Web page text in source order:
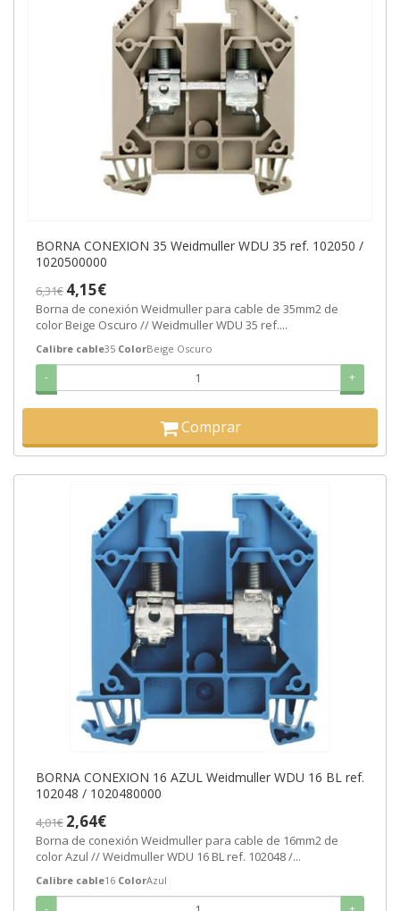
BORNA CONEXION 35 Weidmuller WDU 35 ref. 102050 /
1020500000
6,31€ 4,15€
Borna de conexión Weidmuller para cable de 35mm2 de
color Beige Oscuro // Weidmuller WDU 35 ref....
Calibre cable35 ColorBeige Oscuro
- +
Comprar
BORNA CONEXION 16 AZUL Weidmuller WDU 16 BL ref.
102048 / 1020480000
4,01€ 2,64€
Borna de conexión Weidmuller para cable de 16mm2 de
color Azul // Weidmuller WDU 16 BL ref. 102048 /...
Calibre cable16 ColorAzul